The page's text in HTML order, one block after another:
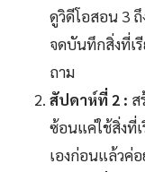
ดูวิดีโอสอน 3
จดบันทึกสิ่งที่เ
ถาม
สัปดาห์ที่ 2 : ส
ซ้อนแค่ใช้สิ่งที่
เองก่อนแล้วค่